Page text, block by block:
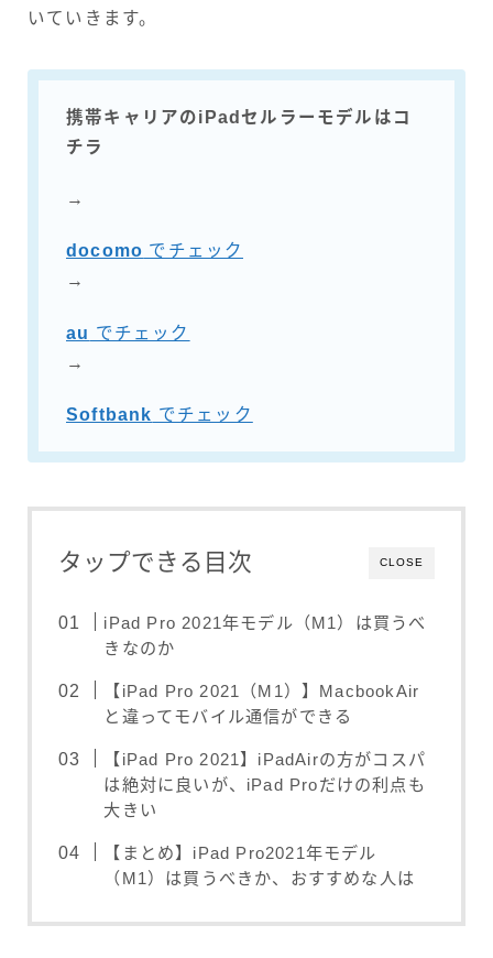
いていきます。
携帯キャリアのiPadセルラーモデルはコ
チラ
→
docomo でチェック
→
au でチェック
→
Softbank でチェック
CLOSE
タップできる目次
iPad Pro 2021年モデル（M1）は買うべ
きなのか
【iPad Pro 2021（M1）】MacbookAir
と違ってモバイル通信ができる
【iPad Pro 2021】iPadAirの方がコスパ
は絶対に良いが、iPad Proだけの利点も
大きい
【まとめ】iPad Pro2021年モデル
（M1）は買うべきか、おすすめな人は